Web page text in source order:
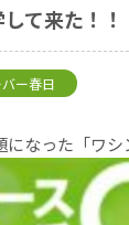
て来た！！
ー春日
になった「ワ